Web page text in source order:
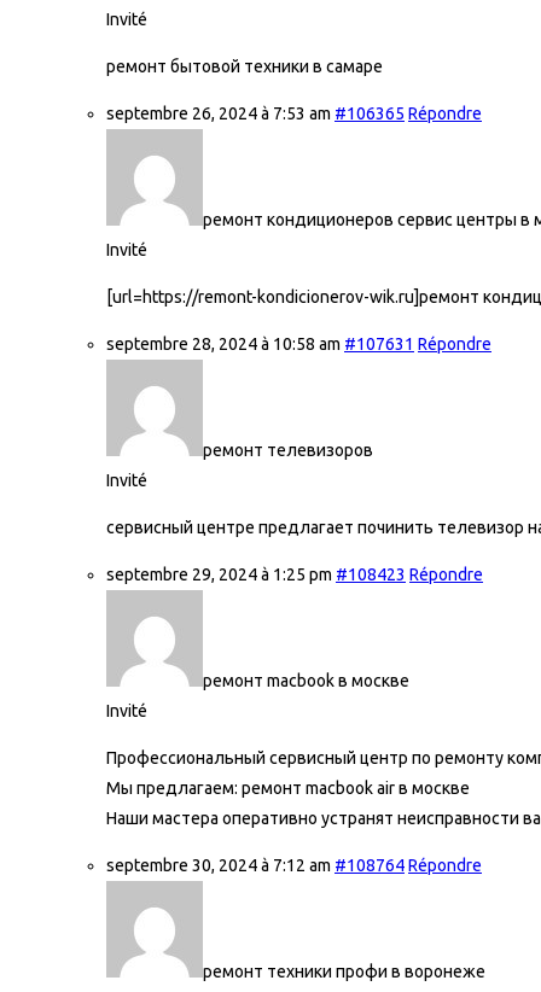
Invité
ремонт бытовой техники в самаре
septembre 26, 2024 à 7:53 am #106365 Répondre
ремонт кондиционеров сервис центры в
Invité
[url=https://remont-kondicionerov-wik.ru]ремонт
septembre 28, 2024 à 10:58 am #107631 Répondre
ремонт телевизоров
Invité
сервисный центре предлагает починить телевизор
septembre 29, 2024 à 1:25 pm #108423 Répondre
ремонт macbook в москве
Invité
Профессиональный сервисный центр по ремонту
Мы предлагаем: ремонт macbook air в москве
Наши мастера оперативно устранят неисправности
septembre 30, 2024 à 7:12 am #108764Répondre
ремонт техники профи в воронеже